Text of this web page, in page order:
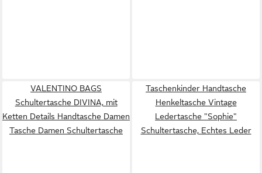
VALENTINO BAGS
Schultertasche DIVINA, mit
Ketten Details Handtasche Damen
Tasche Damen Schultertasche
Taschenkinder Handtasche
Henkeltasche Vintage
Ledertasche "Sophie"
Schultertasche, Echtes Leder